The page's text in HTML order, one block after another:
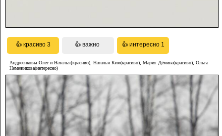
Андреенковы Олег и Наталья(красиво), Наталья Ким(красиво), Мария Дёмина(красиво), Ольга
Немежикова(интересно)